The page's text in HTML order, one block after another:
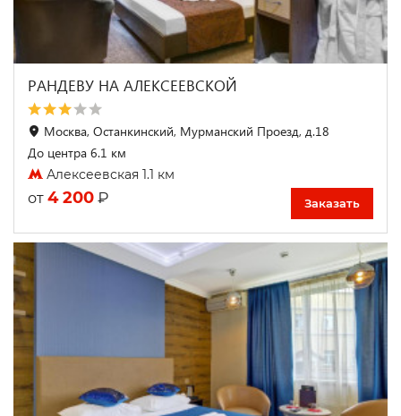
РАНДЕВУ НА АЛЕКСЕЕВСКОЙ
Москва, Останкинский, Мурманский Проезд, д.18
До центра 6.1 км
Алексеевская 1.1 км
от 4 200 ₽ Заказать